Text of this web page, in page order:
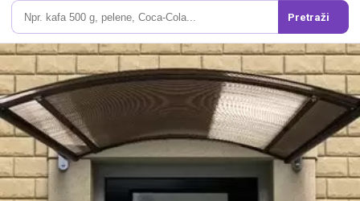
Pretraži